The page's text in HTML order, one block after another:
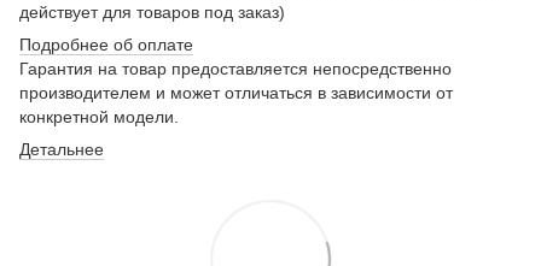
действует для товаров под заказ)
Подробнее об оплате
Гарантия на товар предоставляется непосредственно
производителем и может отличаться в зависимости от
конкретной модели.
Детальнее